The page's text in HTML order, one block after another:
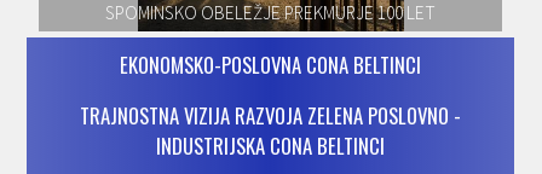
SPOMINSKO OBELEŽJE PREKMURJE 100 LET
EKONOMSKO-POSLOVNA CONA BELTINCI
TRAJNOSTNA VIZIJA RAZVOJA ZELENA POSLOVNO -
INDUSTRIJSKA CONA BELTINCI